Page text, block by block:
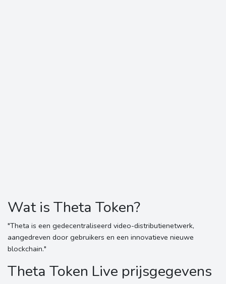
Wat is Theta Token?
"Theta is een gedecentraliseerd video-distributienetwerk,
aangedreven door gebruikers en een innovatieve nieuwe
blockchain."
Theta Token Live prijsgegevens